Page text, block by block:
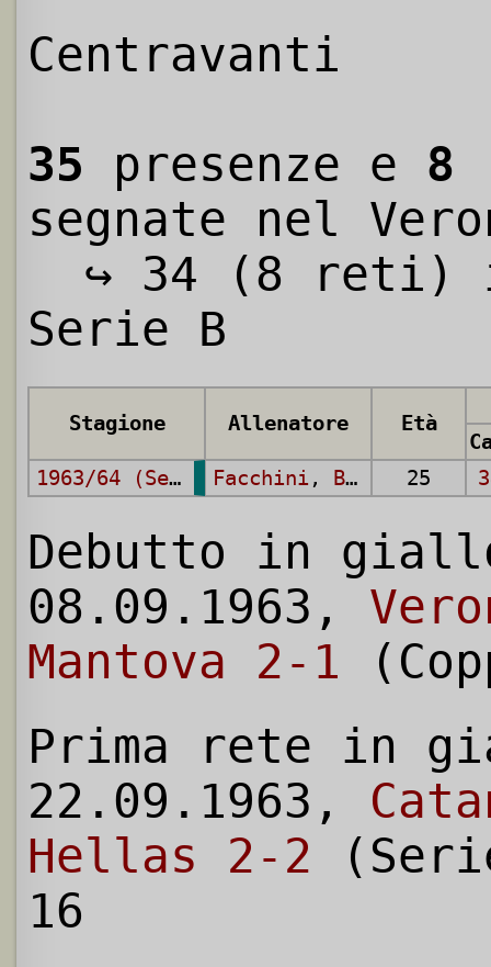
Centravanti
35 presenze e 8
segnate nel
↪ 34 (8 reti)
Serie B
Stagione Allenatore Età
1963/64 (Serie B) Facchini, Biagini ,
25
Debutto in
08.09.1963,
Mantova 2-1
Prima rete in
22.09.1963,
Hellas 2-2
16